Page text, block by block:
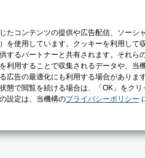
コンテンツの提供や広告配信、ソー
使用しています。クッキーを利用し
るパートナーと共有されます。それら
用することで収集されるデータや、
告の最適化にも利用する場合がありま
で閲覧を続ける場合は、「OK」をク
設定は、当機構のプライバシーポリシー